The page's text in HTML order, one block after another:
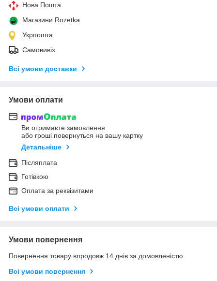
Нова Пошта
Магазини Rozetka
Укрпошта
Самовивіз
Всі умови доставки
Умови оплати
Ви отримаєте замовлення
або гроші повернуться на вашу картку
Детальніше
Післяплата
Готівкою
Оплата за реквізитами
Всі умови оплати
Умови повернення
Повернення товару впродовж 14 днів за домовленістю
Всі умови повернення